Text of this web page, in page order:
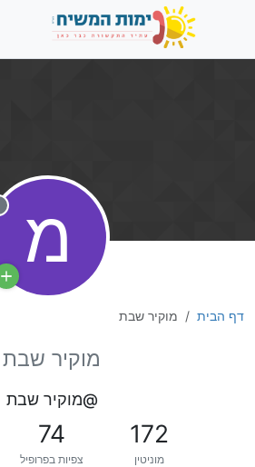
דף הבית מוקיר שבת
מ
מוקיר שבת
@מוקיר שבת
172
מוניטין
74
צפיות בפרופיל